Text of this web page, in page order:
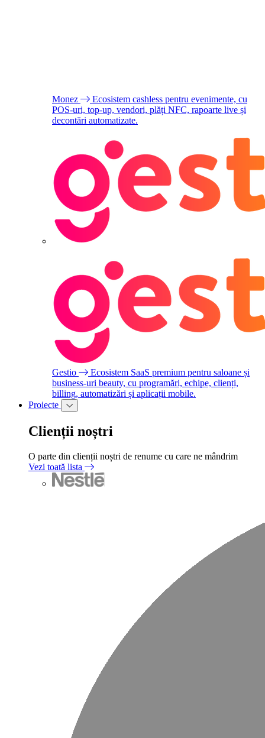
Monez
Ecosistem cashless pentru evenimente, cu
POS-uri, top-up, vendori, plăți NFC, rapoarte live și
decontări automatizate.
Gestio
Ecosistem SaaS premium pentru saloane și
business-uri beauty, cu programări, echipe, clienți,
billing, automatizări și aplicații mobile.
Proiecte
Clienții noștri
O parte din clienții noștri de renume cu care ne mândrim
Vezi toată lista